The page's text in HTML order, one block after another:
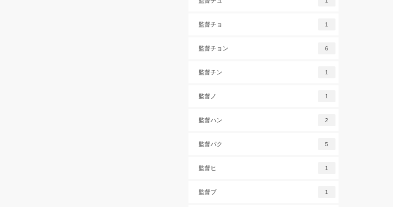
監督チョ 1
監督チョン 6
監督チン 1
監督ノ 1
監督ハン 2
監督パク 5
監督ヒ 1
監督ブ 1